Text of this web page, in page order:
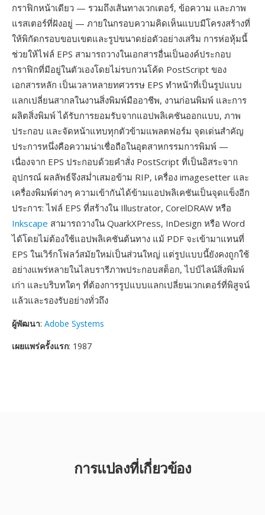
กราฟิกหน้าเดียว — รวมถึงเส้นทางเวกเตอร์, ข้อความ และภาพ
แรสเตอร์ที่ฝังอยู่ — ภายในกรอบความคิดเห็นแบบมีโครงสร้างที่
ให้พิกัดกรอบขอบเขตและรูปขนาดย่อตัวอย่างเสริม การห่อหุ้มนี้
ช่วยให้ไฟล์ EPS สามารถวางในเอกสารอื่นเป็นองค์ประกอบ
กราฟิกที่มีอยู่ในตัวเองโดยไม่รบกวนโค้ด PostScript ของ
เอกสารหลัก เป็นเวลาหลายทศวรรษ EPS ทำหน้าที่เป็นรูปแบบ
แลกเปลี่ยนสากลในงานสิ่งพิมพ์มืออาชีพ, งานก่อนพิมพ์ และการ
ผลิตสิ่งพิมพ์ ได้รับการยอมรับจากแอปพลิเคชันออกแบบ, ภาพ
ประกอบ และจัดหน้าแทบทุกตัวข้ามแพลตฟอร์ม จุดเด่นสำคัญ
ประการหนึ่งคือความน่าเชื่อถือในอุตสาหกรรมการพิมพ์ —
เนื่องจาก EPS ประกอบด้วยคำสั่ง PostScript ที่เป็นอิสระจาก
อุปกรณ์ ผลลัพธ์จึงสม่ำเสมอข้าม RIP, เครื่อง imagesetter และ
เครื่องพิมพ์ต่างๆ ความเข้ากันได้ข้ามแอปพลิเคชันเป็นจุดแข็งอีก
ประการ: ไฟล์ EPS ที่สร้างใน Illustrator, CorelDRAW หรือ
Inkscape สามารถวางใน QuarkXPress, InDesign หรือ Word
ได้โดยไม่ต้องใช้แอปพลิเคชันต้นทาง แม้ PDF จะเข้ามาแทนที่
EPS ในเวิร์กโฟลว์สมัยใหม่เป็นส่วนใหญ่ แต่รูปแบบนี้ยังคงถูกใช้
อย่างแพร่หลายในไลบรารีภาพประกอบสต็อก, ไปป์ไลน์สิ่งพิมพ์
เก่า และบริบทใดๆ ที่ต้องการรูปแบบแลกเปลี่ยนเวกเตอร์ที่พิสูจน์
แล้วและรองรับอย่างทั่วถึง
ผู้พัฒนา: Adobe Systems
เผยแพร่ครั้งแรก: 1987
การแปลงที่เกี่ยวข้อง